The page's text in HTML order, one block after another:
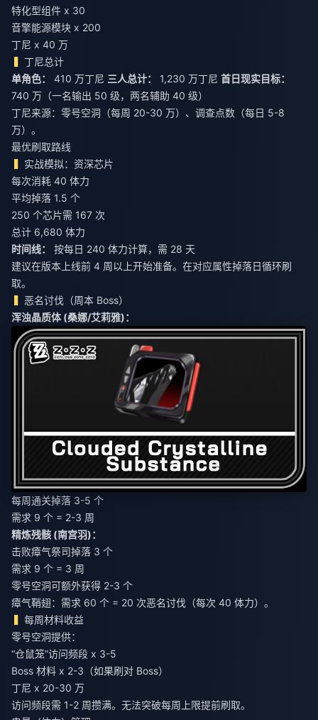
特化型组件 x 30
音擎能源模块 x 200
丁尼 x 40 万
丁尼总计
单角色：
410 万丁尼 三人总计： 1,230 万丁尼 首日现实目标：
740 万（一名输出 50 级，两名辅助 40 级）
丁尼来源：零号空洞（每周 20-30 万）、调查点数（每日 5-8
万）。
最优刷取路线
实战模拟：资深芯片
每次消耗 40 体力
平均掉落 1.5 个
250 个芯片需 167 次
总计 6,680 体力
时间线：
按每日 240 体力计算，需 28 天
建议在版本上线前 4 周以上开始准备。在对应属性掉落日循环刷
取。
恶名讨伐（周本 Boss）
浑浊晶质体 (桑娜/艾莉雅)：
每周通关掉落 3-5 个
需求 9 个 = 2-3 周
精炼残骸 (南宫羽)：
击败瘴气祭司掉落 3 个
需求 9 个 = 3 周
零号空洞可额外获得 2-3 个
瘴气鞘翅：需求 60 个 = 20 次恶名讨伐（每次 40 体力）。
每周材料收益
零号空洞提供：
“仓鼠笼”访问频段 x 3-5
Boss 材料 x 2-3（如果刷对 Boss）
丁尼 x 20-30 万
访问频段需 1-2 周攒满。无法突破每周上限提前刷取。